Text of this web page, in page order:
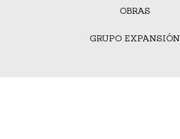
OBRAS
GRUPO EXPANSIÓN